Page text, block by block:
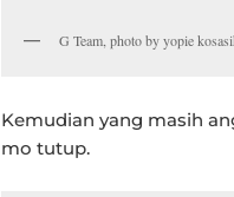
G Team, photo by yopie
Kemudian yang masih
mo tutup.